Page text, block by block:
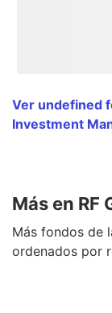
Ver undefined
Investment
Más en RF
Más fondos de
ordenados por